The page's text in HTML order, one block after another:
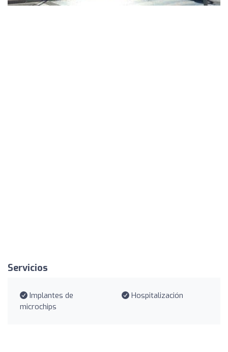
Servicios
Implantes de
microchips
Hospitalización